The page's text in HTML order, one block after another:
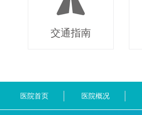
交通指南
医院首页 医院概况